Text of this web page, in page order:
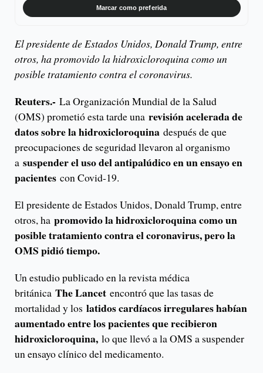
Marcar como preferida
El presidente de Estados Unidos, Donald Trump, entre
otros, ha promovido la hidroxicloroquina como un
posible tratamiento contra el coronavirus.
Reuters.- La Organización Mundial de la Salud
(OMS) prometió esta tarde una revisión acelerada de
datos sobre la hidroxicloroquina después de que
preocupaciones de seguridad llevaron al organismo
a suspender el uso del antipalúdico en un ensayo en
pacientes con Covid-19.
El presidente de Estados Unidos, Donald Trump, entre
otros, ha promovido la hidroxicloroquina como un
posible tratamiento contra el coronavirus, pero la
OMS pidió tiempo.
Un estudio publicado en la revista médica
británica The Lancet encontró que las tasas de
mortalidad y los latidos cardíacos irregulares habían
aumentado entre los pacientes que recibieron
hidroxicloroquina, lo que llevó a la OMS a suspender
un ensayo clínico del medicamento.